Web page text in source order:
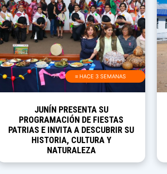
≡ HACE 3 SEMANAS
JUNÍN PRESENTA SU
PROGRAMACIÓN DE FIESTAS
PATRIAS E INVITA A DESCUBRIR SU
HISTORIA, CULTURA Y
NATURALEZA